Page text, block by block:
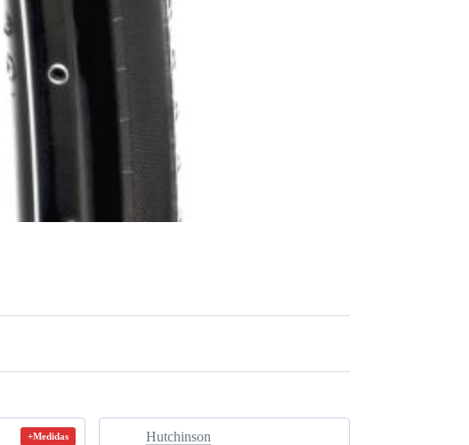
+Medidas
Hutchinson